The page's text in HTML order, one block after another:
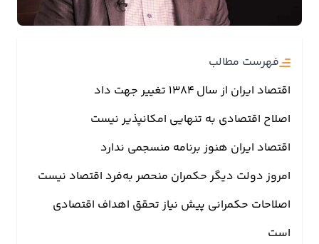
اقتصاد
ایران
ارتباطات
عمومی
نوتیف
فهرست مطالب
اقتصاد ایران از سال ۱۳۸۴ تغییر جهت داد
اصلاح اقتصادی به تنهایی امکانپذیر نیست
اقتصاد ایران هنوز برنامه منسجمی ندارد
امروز دولت دیگر حکمران منحصر به‌فرد اقتصاد نیست
اصلاحات حکمرانی پیش نیاز تحقق اهداف اقتصادی
است